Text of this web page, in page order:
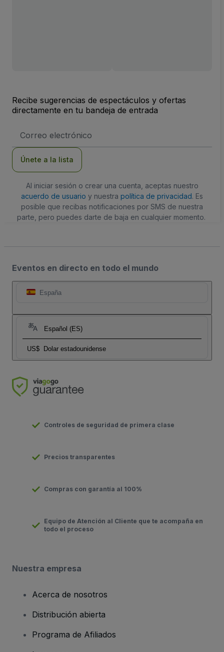
Recibe sugerencias de espectáculos y ofertas
directamente en tu bandeja de entrada
de
Únete a la lista
Al iniciar sesión o crear una cuenta, aceptas nuestro
acuerdo de usuario y nuestra política de privacidad. Es
posible que recibas notificaciones por SMS de nuestra
parte, pero puedes darte de baja en cualquier momento.
Eventos en directo en todo el mundo
España
Español (ES)
US$ Dolar estadounidense
Controles de seguridad de primera clase
Precios transparentes
Compras con garantía al 100%
Equipo de Atención al Cliente que te acompaña en
todo el proceso
Nuestra empresa
Acerca de nosotros
Distribución abierta
Programa de Afiliados